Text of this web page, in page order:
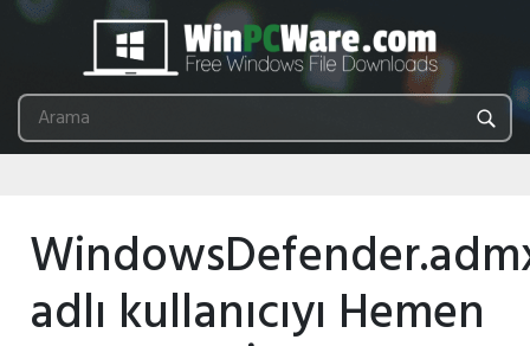
adlı kullanıcıyı Hemen